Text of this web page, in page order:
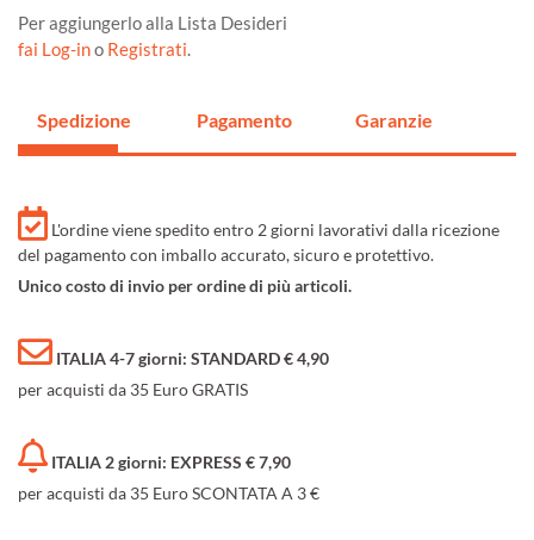
Per aggiungerlo alla Lista Desideri
fai Log-ino Registrati.
Spedizione Pagamento Garanzie
L'ordine viene spedito entro 2 giorni lavorativi dalla ricezione
del pagamento con imballo accurato, sicuro e protettivo.
Unico costo di invio per ordine di più articoli.
ITALIA 4-7 giorni: STANDARD € 4,90
per acquisti da 35 Euro GRATIS
ITALIA 2 giorni: EXPRESS € 7,90
per acquisti da 35 Euro SCONTATA A 3 €